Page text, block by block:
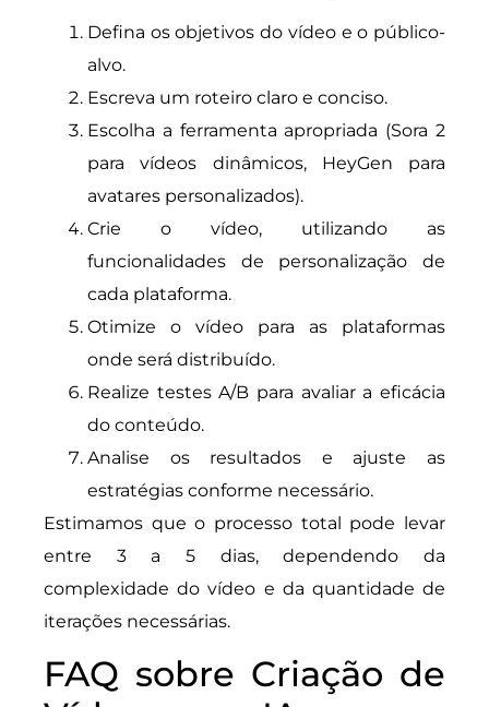
Defina os objetivos do vídeo e o público-
alvo.
Escreva um roteiro claro e conciso.
Escolha a ferramenta apropriada (Sora 2
para vídeos dinâmicos, HeyGen para
avatares personalizados).
Crie o vídeo, utilizando as
funcionalidades de personalização de
cada plataforma.
Otimize o vídeo para as plataformas
onde será distribuído.
Realize testes A/B para avaliar a eficácia
do conteúdo.
Analise os resultados e ajuste as
estratégias conforme necessário.
Estimamos que o processo total pode levar
entre 3 a 5 dias, dependendo da
complexidade do vídeo e da quantidade de
iterações necessárias.
FAQ sobre Criação de